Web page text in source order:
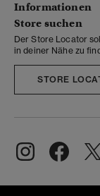
Informationen
Store suchen
Der Store Locator
in deiner Nähe zu
STORE